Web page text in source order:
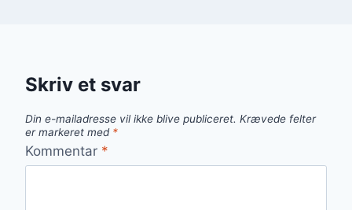
Skriv et svar
Din e-mailadresse vil ikke blive publiceret. Krævede felter
er markeret med *
Kommentar *